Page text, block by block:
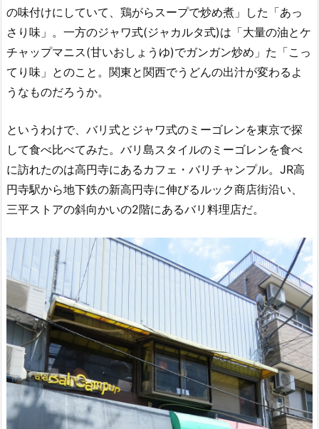
の味付けにしていて、鶏がらスープで炒め煮」した「あっ
さり味」。一方のジャワ式(ジャカルタ式)は「大量の油とケ
チャップマニス(甘いおしょうゆ)でガンガン炒め」た「こっ
てり味」とのこと。関東と関西でうどんの出汁が変わるよ
うなものだろうか。
というわけで、バリ式とジャワ式のミーゴレンを東京で探
して食べ比べてみた。バリ島スタイルのミーゴレンを食べ
に訪れたのは高円寺にあるカフェ・バリチャンプル。JR高
円寺駅から地下鉄の新高円寺に伸びるルック商店街沿い、
三平ストアの斜向かいの2階にあるバリ料理店だ。